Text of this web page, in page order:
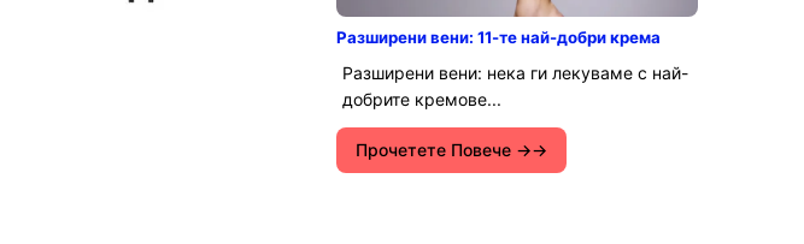
Разширени вени: 11-те най-добри крема
Разширени вени: нека ги лекуваме с най-
добрите кремове...
Прочетете Повече →